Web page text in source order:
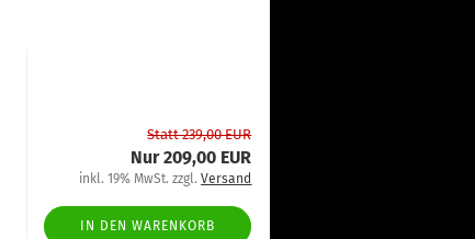
Statt 239,00 EUR
Nur 209,00 EUR
inkl. 19% MwSt. zzgl.Versand
IN DEN WARENKORB